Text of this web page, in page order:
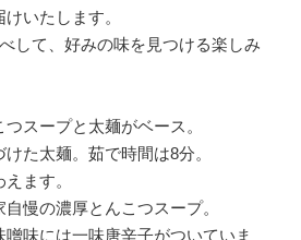
いたします。
して、好みの味を見つける楽しみ
スープと太麺がベース。
た太麺。茹で時間は8分。
ます。
慢の濃厚とんこつスープ。
味には一味唐辛子がついていま